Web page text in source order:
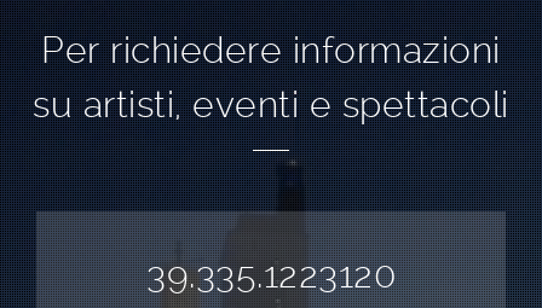
Per richiedere informazioni
su artisti, eventi e spettacoli
39.335.1223120